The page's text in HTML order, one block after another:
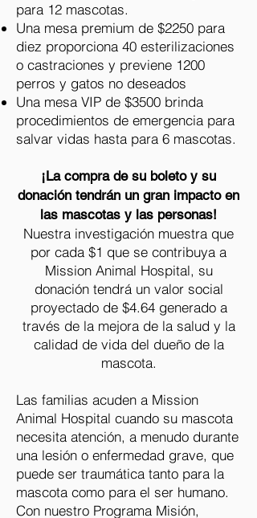
para 12 mascotas.
Una mesa premium de $2250 para
diez proporciona 40 esterilizaciones
o castraciones y previene 1200
perros y gatos no deseados
Una mesa VIP de $3500 brinda
procedimientos de emergencia para
salvar vidas hasta para 6 mascotas.
¡La compra de su boleto y su
donación tendrán un gran impacto en
las mascotas y las personas!
Nuestra investigación muestra que
por cada $1 que se contribuya a
Mission Animal Hospital, su
donación tendrá un valor social
proyectado de $4.64 generado a
través de la mejora de la salud y la
calidad de vida del dueño de la
mascota.
Las familias acuden a Mission
Animal Hospital cuando su mascota
necesita atención, a menudo durante
una lesión o enfermedad grave, que
puede ser traumática tanto para la
mascota como para el ser humano.
Con nuestro Programa Misión,